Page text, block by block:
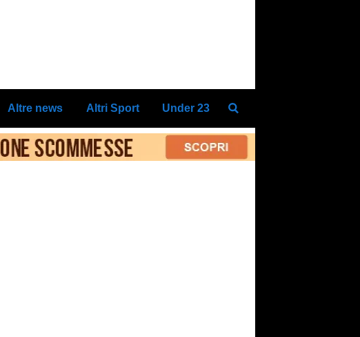
Altre news Altri Sport Under 23